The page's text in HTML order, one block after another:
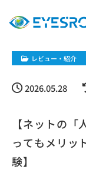
レビュー・紹介
2026.05.28
【ネットの
ってもメリッ
験】